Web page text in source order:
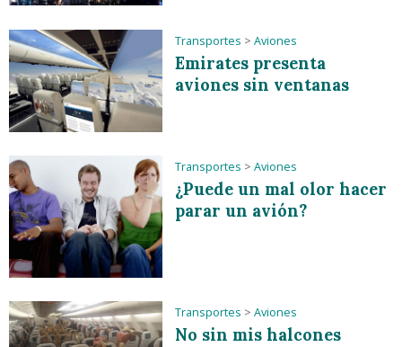
Transportes > Aviones
Emirates presenta
aviones sin ventanas
Transportes > Aviones
¿Puede un mal olor hacer
parar un avión?
Transportes > Aviones
No sin mis halcones